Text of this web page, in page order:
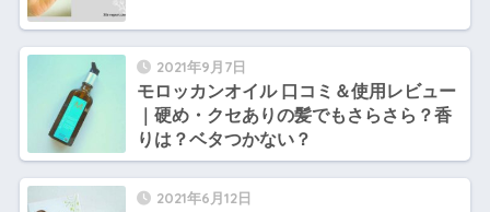
2021年9月7日
モロッカンオイル 口コミ＆使用レビュー
｜硬め・クセありの髪でもさらさら？香
りは？ベタつかない？
2021年6月12日